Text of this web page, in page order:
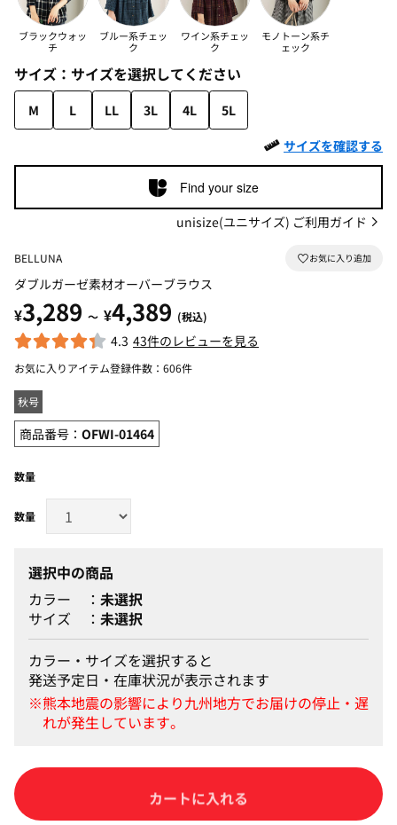
ブラックウォッ
チ
ブルー系チェッ
ク
ワイン系チェッ
ク
モノトーン系チ
ェック
サイズ： サイズを選択してください
M L LL 3L 4L
5L
サイズを確認する
Find your size
unisize(ユニサイズ) ご利用ガイド
BELLUNA
ダブルガーゼ素材オーバーブラウス
¥3,289 ～ ¥4,389 (税込)
4.3 43件のレビューを見る
お気に入りアイテム登録件数： 606件
秋号
商品番号： OFWI-01464
数量
選択中の商品
カラー
未選択
サイズ
未選択
カラー・サイズを選択すると
発送予定日・在庫状況が表示されます
カートに入れる